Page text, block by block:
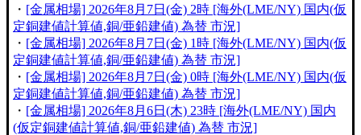
・ [金属相場] 2026年8月7日(金) 2時 [海外(LME/NY) 国内(仮
定銅建値計算値,銅/亜鉛建値) 為替 市況]
・ [金属相場] 2026年8月7日(金) 1時 [海外(LME/NY) 国内(仮
定銅建値計算値,銅/亜鉛建値) 為替 市況]
・ [金属相場] 2026年8月7日(金) 0時 [海外(LME/NY) 国内(仮
定銅建値計算値,銅/亜鉛建値) 為替 市況]
・ [金属相場] 2026年8月6日(木) 23時 [海外(LME/NY) 国内
(仮定銅建値計算値,銅/亜鉛建値) 為替 市況]